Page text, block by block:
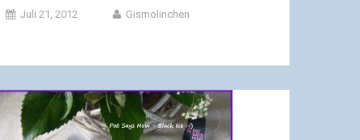
Juli 21, 2012 Gismolinchen